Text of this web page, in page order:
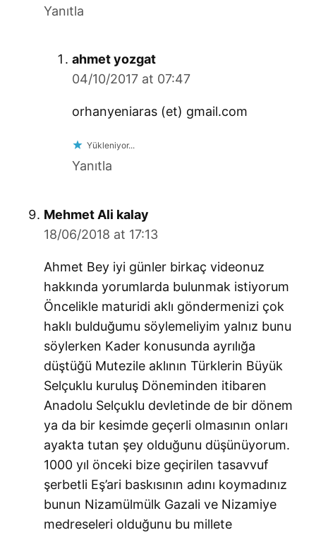
Yanıtla
ahmet yozgatsays:
04/10/2017 at 07:47
orhanyeniaras (et) gmail.com
Yükleniyor...
Yanıtla
Mehmet Ali kalay
18/06/2018 at 17:13
Ahmet Bey iyi günler birkaç videonuz
hakkında yorumlarda bulunmak istiyorum
Öncelikle maturidi aklı göndermenizi çok
haklı bulduğumu söylemeliyim yalnız bunu
söylerken Kader konusunda ayrılığa
düştüğü Mutezile aklının Türklerin Büyük
Selçuklu kuruluş Döneminden itibaren
Anadolu Selçuklu devletinde de bir dönem
ya da bir kesimde geçerli olmasının onları
ayakta tutan şey olduğunu düşünüyorum.
1000 yıl önceki bize geçirilen tasavvuf
şerbetli Eş’ari baskısının adını koymadınız
bunun Nizamülmülk Gazali ve Nizamiye
medreseleri olduğunu bu millete